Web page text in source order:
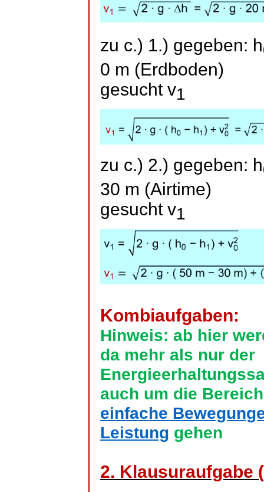
zu c.) 1.) gegeben: h
0 m (Erdboden)
gesucht v1
zu c.) 2.) gegeben: h
30 m (Airtime)
gesucht v1
Kombiaufgaben:
Hinweis: ab hier
da mehr als nur der
auch um die
einfache
Leistung gehen
2. Klausuraufgabe